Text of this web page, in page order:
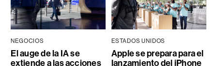
NEGOCIOS
El auge de la IA se
extiende a las acciones
ESTADOS UNIDOS
Apple se prepara para el
lanzamiento del iPhone